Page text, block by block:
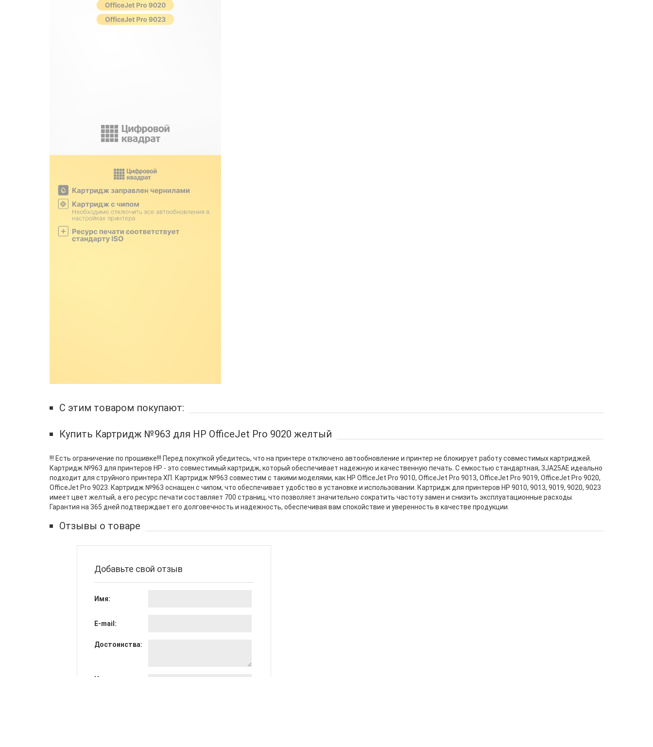
С этим товаром покупают:
Купить Картридж №963 для HP OfficeJet Pro 9020 желтый
!!! Есть ограничение по прошивке!!! Перед покупкой убедитесь, что на принтере отключено автообновление и принтер не блокирует работу совместимых картриджей.
Картридж №963 для принтеров HP - это совместимый картридж, который обеспечивает надежную и качественную печать. С емкостью стандартная, 3JA25AE идеально
подходит для струйного принтера ХП. Картридж №963 совместим с такими моделями, как HP OfficeJet Pro 9010, OfficeJet Pro 9013, OfficeJet Pro 9019, OfficeJet Pro 9020,
OfficeJet Pro 9023. Картридж №963 оснащен с чипом, что обеспечивает удобство в установке и использовании. Картридж для принтеров HP 9010, 9013, 9019, 9020, 9023
имеет цвет желтый, а его ресурс печати составляет 700 страниц, что позволяет значительно сократить частоту замен и снизить эксплуатационные расходы.
Гарантия на 365 дней подтверждает его долговечность и надежность, обеспечивая вам спокойствие и уверенность в качестве продукции.
Отзывы о товаре
Добавьте свой отзыв
Имя:
E-mail:
Достоинства:
Недостатки: